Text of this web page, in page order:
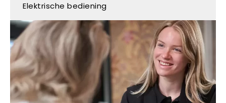
Elektrische bediening